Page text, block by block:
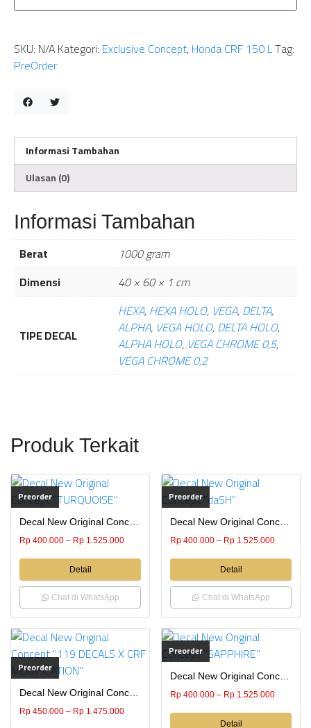
SKU: N/AKategori: Exclusive Concept, Honda CRF 150 LTag:
PreOrder
Informasi Tambahan
Ulasan (0)
Informasi Tambahan
Berat
1000 gram
Dimensi
40 × 60 × 1 cm
TIPE DECAL
HEXA,HEXA HOLO, VEGA,DELTA,
ALPHA, VEGA HOLO,DELTA HOLO,
ALPHA HOLO, VEGA CHROME 0,5,
VEGA CHROME 0,2
Produk Terkait
Preorder
Rp 400.000 – Rp 1.525.000
Detail
Chat di WhatsApp
Preorder
Rp 400.000 – Rp 1.525.000
Detail
Chat di WhatsApp
Preorder
Rp 450.000 – Rp 1.475.000
Preorder
Rp 400.000 – Rp 1.525.000
Detail